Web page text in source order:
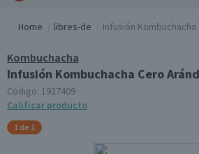
Home libres-de Infusión
Kombuchacha
Infusión Kombuchacha Cero
Código: 1927409
Calificar producto
1 de 1